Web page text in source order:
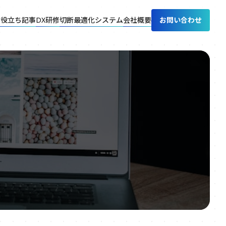
立ち記事DX研修切断最適化システム会社概要 お問い合わせ